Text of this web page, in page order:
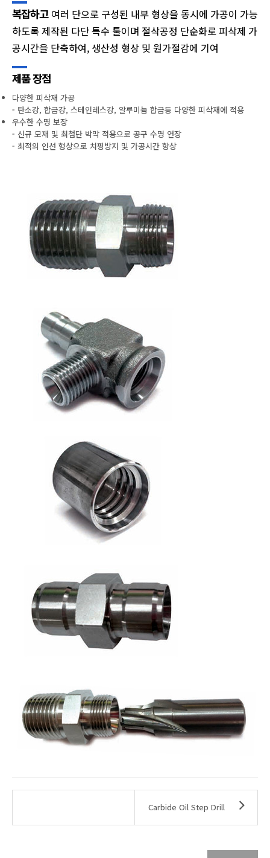
복잡하고 여러 단으로 구성된 내부 형상을 동시에 가공이 가능
하도록 제작된 다단 특수 툴이며 절삭공정 단순화로 피삭제 가
공시간을 단축하여, 생산성 형상 및 원가절감에 기여
제품 장점
다양한 피삭재 가공
- 탄소강, 합금강, 스테인레스강, 알루미늄 합금등 다양한 피삭재에 적용
우수한 수명 보장
- 신규 모재 및 최첨단 박막 적용으로 공구 수명 연장
- 최적의 인선 형상으로 치핑방지 및 가공시간 향상
Carbide Oil Step Drill